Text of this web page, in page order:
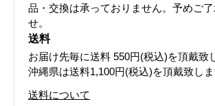
品・交換は承っておりません。予めご
せ。
送料
お届け先毎に送料 550円(税込)を頂戴致
沖縄県は送料1,100円(税込)を頂戴致しま
送料について